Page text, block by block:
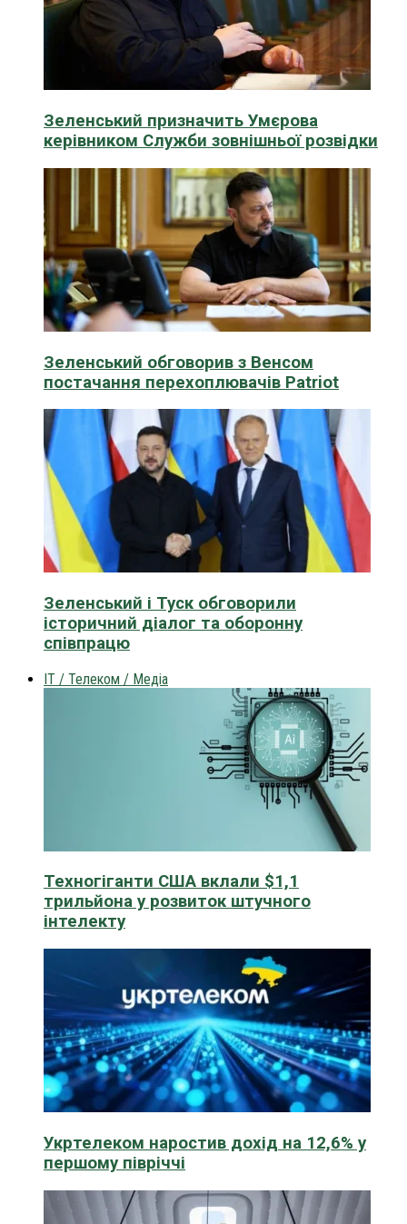
Зеленський призначить Умєрова
керівником Служби зовнішньої розвідки
Зеленський обговорив з Венсом
постачання перехоплювачів Patriot
Зеленський і Туск обговорили
історичний діалог та оборонну
співпрацю
IT / Телеком / Медіа
Техногіганти США вклали $1,1
трильйона у розвиток штучного
інтелекту
Укртелеком наростив дохід на 12,6% у
першому півріччі